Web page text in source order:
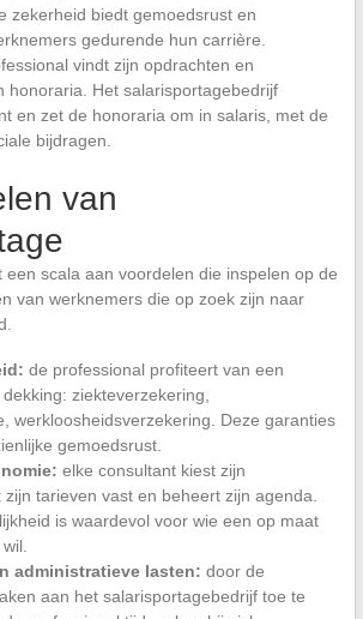
zekerheid biedt gemoedsrust en
gedurende hun carrière.
vindt zijn opdrachten en
honoraria. Het salarisportagebedrijf
en zet de honoraria om in salaris, met de
bijdragen.
van
een scala aan voordelen die inspelen op de
van werknemers die op zoek zijn naar
de professional profiteert van een
ziekteverzekering,
werkloosheidsverzekering. Deze garanties
gemoedsrust.
elke consultant kiest zijn
tarieven vast en beheert zijn agenda.
is waardevol voor wie een op maat
administratieve lasten: door de
aan het salarisportagebedrijf toe te